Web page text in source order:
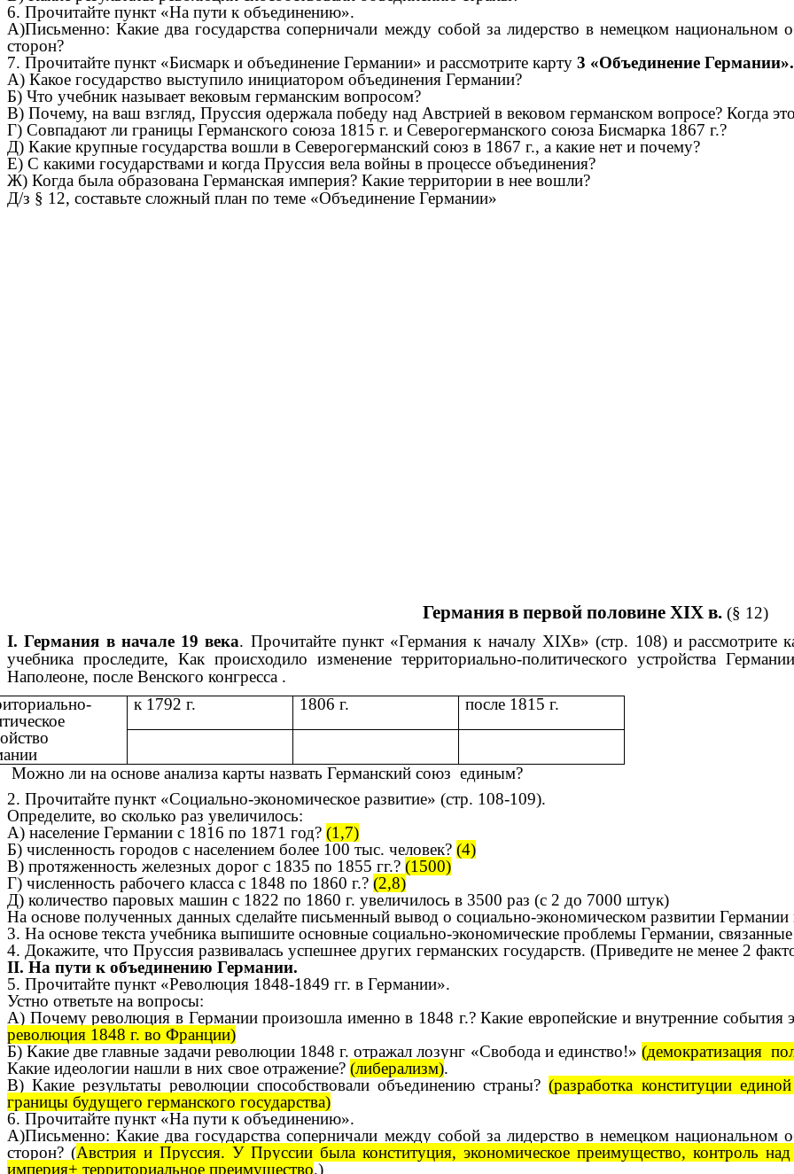
6. Прочитайте пункт «На пути к объединению».
А)Письменно: Какие два государства соперничали между собой за лидерство в немецком
сторон?
7. Прочитайте пункт «Бисмарк и объединение Германии» и рассмотрите карту 3 «Объединение Германии».
А) Какое государство выступило инициатором объединения Германии?
Б) Что учебник называет вековым германским вопросом?
В) Почему, на ваш взгляд, Пруссия одержала победу над Австрией в вековом германском вопросе? Когда
Г) Совпадают ли границы Германского союза 1815 г. и Северогерманского союза Бисмарка 1867 г.?
Д) Какие крупные государства вошли в Северогерманский союз в 1867 г., а какие нет и почему?
Е) С какими государствами и когда Пруссия вела войны в процессе объединения?
Ж) Когда была образована Германская империя? Какие территории в нее вошли?
Д/з § 12, составьте сложный план по теме «Объединение Германии»
Германия в первой половине XIX в. (§ 12)
I. Германия в начале 19 века. Прочитайте пункт «Германия к началу XIXв» (стр. 108) и
учебника проследите, Как происходило изменение территориально-политического устройства
Наполеоне, после Венского конгресса .
к 1792 г. 1806 г. после 1815 г.
Можно ли на основе анализа карты назвать Германский союз единым?
2. Прочитайте пункт «Социально-экономическое развитие» (стр. 108-109).
Определите, во сколько раз увеличилось:
А) население Германии с 1816 по 1871 год? (1,7)
Б) численность городов с населением более 100 тыс. человек? (4)
В) протяженность железных дорог с 1835 по 1855 гг.? (1500)
Г) численность рабочего класса с 1848 по 1860 г.? (2,8)
Д) количество паровых машин с 1822 по 1860 г. увеличилось в 3500 раз (с 2 до 7000 штук)
На основе полученных данных сделайте письменный вывод о социально-экономическом развитии Германии
3. На основе текста учебника выпишите основные социально-экономические проблемы Германии,
4. Докажите, что Пруссия развивалась успешнее других германских государств. (Приведите не менее 2
II. На пути к объединению Германии.
5. Прочитайте пункт «Революция 1848-1849 гг. в Германии».
Устно ответьте на вопросы:
А) Почему революция в Германии произошла именно в 1848 г.? Какие европейские и внутренние события
революция 1848 г. во Франции)
Б) Какие две главные задачи революции 1848 г. отражал лозунг «Свобода и единство!»(демократизация
Какие идеологии нашли в них свое отражение? (либерализм).
В) Какие результаты революции способствовали объединению страны?(разработка конституции
границы будущего германского государства)
6. Прочитайте пункт «На пути к объединению».
А)Письменно: Какие два государства соперничали между собой за лидерство в немецком
сторон? (Австрия и Пруссия. У Пруссии была конституция, экономическое преимущество, контроль
империя+ территориальное преимущество.)